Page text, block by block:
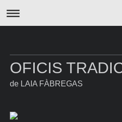
OFICIS
de LAIA FÀBREGAS